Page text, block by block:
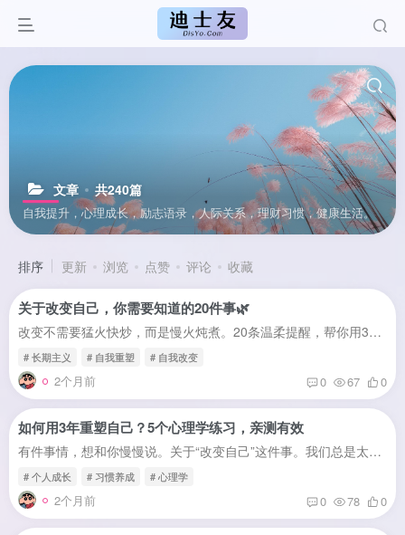
文章 共240篇
自我提升，心理成长，励志语录，人际关系，理财习惯，健康生活。
排序 更新 浏览 点赞 评论 收藏
关于改变自己，你需要知道的20件事🌿
改变不需要猛火快炒，而是慢火炖煮。20条温柔提醒，帮你用3年时间，温柔地雕琢自己。有件事情，想和你慢慢说。不是“你应该怎样”，也不是“你做错了什么”。只是——如果你也在尝试改变自己，...
# 长期主义 # 自我重塑 # 自我改变
2个月前 0 67 0
如何用3年重塑自己？5个心理学练习，亲测有效
有件事情，想和你慢慢说。关于“改变自己”这件事。我们总是太着急——希望一个月内瘦20斤，希望三个月内掌握一门新技能，希望一年之内“彻底改变自己”。但真正持久的改变，从来不是“猛火快炒...
# 个人成长 # 习惯养成 # 心理学
2个月前 0 78 0